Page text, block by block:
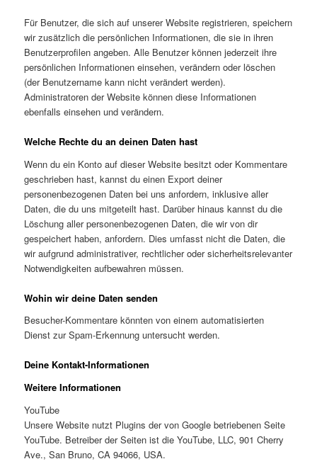
Für Benutzer, die sich auf unserer Website registrieren, speichern
wir zusätzlich die persönlichen Informationen, die sie in ihren
Benutzerprofilen angeben. Alle Benutzer können jederzeit ihre
persönlichen Informationen einsehen, verändern oder löschen
(der Benutzername kann nicht verändert werden).
Administratoren der Website können diese Informationen
ebenfalls einsehen und verändern.
Welche Rechte du an deinen Daten hast
Wenn du ein Konto auf dieser Website besitzt oder Kommentare
geschrieben hast, kannst du einen Export deiner
personenbezogenen Daten bei uns anfordern, inklusive aller
Daten, die du uns mitgeteilt hast. Darüber hinaus kannst du die
Löschung aller personenbezogenen Daten, die wir von dir
gespeichert haben, anfordern. Dies umfasst nicht die Daten, die
wir aufgrund administrativer, rechtlicher oder sicherheitsrelevanter
Notwendigkeiten aufbewahren müssen.
Wohin wir deine Daten senden
Besucher-Kommentare könnten von einem automatisierten
Dienst zur Spam-Erkennung untersucht werden.
Deine Kontakt-Informationen
Weitere Informationen
YouTube
Unsere Website nutzt Plugins der von Google betriebenen Seite
YouTube. Betreiber der Seiten ist die YouTube, LLC, 901 Cherry
Ave., San Bruno, CA 94066, USA.